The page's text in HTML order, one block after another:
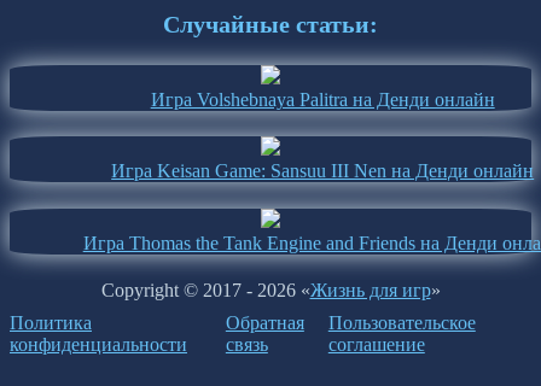
Случайные статьи:
Игра Volshebnaya Palitra на Денди онлайн
Игра Keisan Game: Sansuu III Nen на Денди онлайн
Игра Thomas the Tank Engine and Friends на Денди
Copyright © 2017 - 2026 «Жизнь для игр»
Политика
конфиденциальности
Обратная
связь
Пользовательское
соглашение